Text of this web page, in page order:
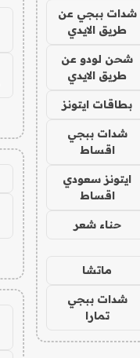
شدات ببجي عن
طريق الايدي
شحن لودو عن
طريق الايدي
بطاقات ايتونز
شدات ببجي
اقساط
ايتونز سعودي
اقساط
حناء شعر
ماتشا
شدات ببجي
تمارا